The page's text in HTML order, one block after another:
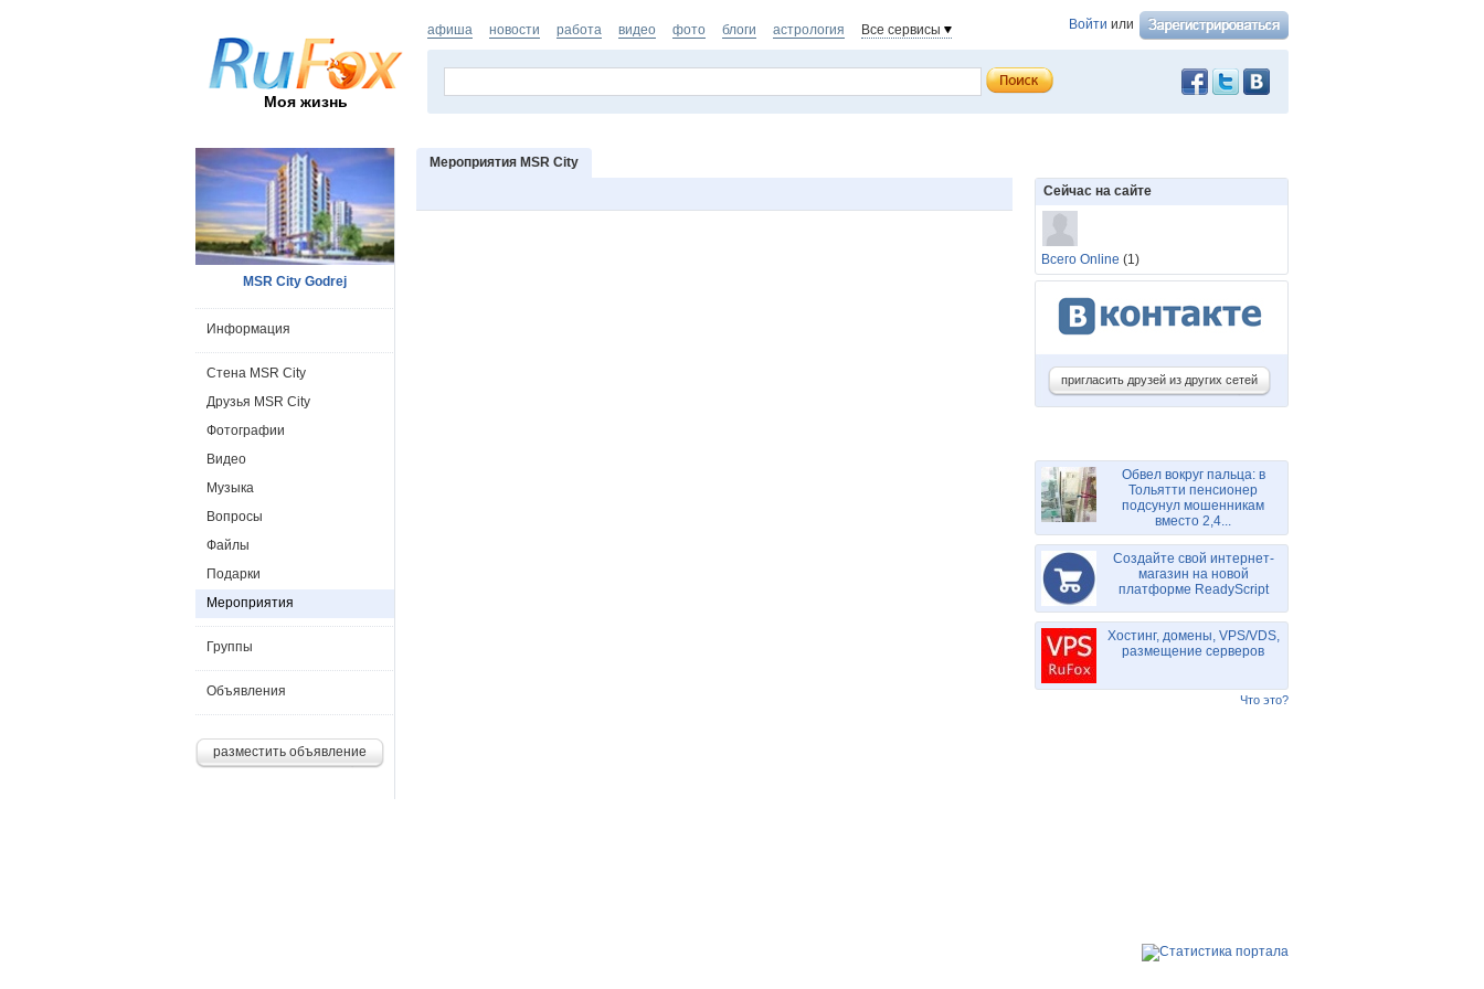
Моя жизнь
Войти или
афиша новости работа видео фото блоги астрология Все сервисы
Мероприятия MSR City
MSR City Godrej
Информация
Стена MSR City
Друзья MSR City
Фотографии
Видео
Музыка
Вопросы
Файлы
Подарки
Мероприятия
Группы
Объявления
разместить объявление
Сейчас на сайте
Всего Online (1)
пригласить друзей из других сетей
Обвел вокруг пальца: в
Тольятти пенсионер
подсунул мошенникам
вместо 2,4...
Создайте свой интернет-
магазин на новой
платформе ReadyScript
Хостинг, домены, VPS/VDS,
размещение серверов
Что это?